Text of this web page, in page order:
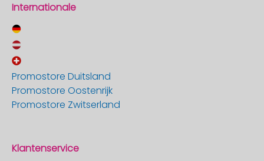
Internationale
Promostore Duitsland
Promostore Oostenrijk
Promostore Zwitserland
Klantenservice